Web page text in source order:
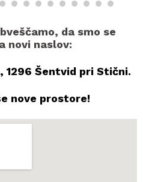
da smo se
novi naslov:
1296 Šentvid pri Stični.
nove prostore!